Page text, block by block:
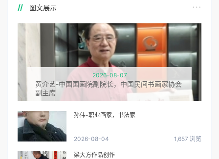
图文展示
2026-08-07
黄介艺-中国国画院副院长，中国民间书画家协会
副主席
孙伟-职业画家，书法家
2026-08-04 1,657 浏览
梁大方作品创作